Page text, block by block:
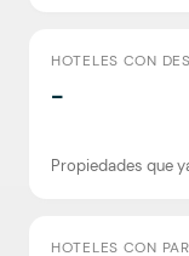
HOTELES CON
-
Propiedades que
HOTELES CON